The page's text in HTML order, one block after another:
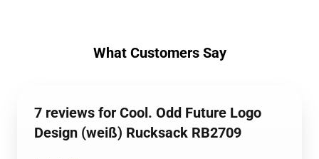
What Customers Say
7 reviews for Cool. Odd Future Logo
Design (weiß) Rucksack RB2709